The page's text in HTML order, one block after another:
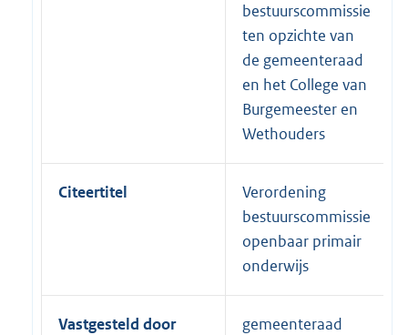
bestuurscommissie
ten opzichte van
de gemeenteraad
en het College van
Burgemeester en
Wethouders
Citeertitel
Verordening
bestuurscommissie
openbaar primair
onderwijs
Vastgesteld door gemeenteraad